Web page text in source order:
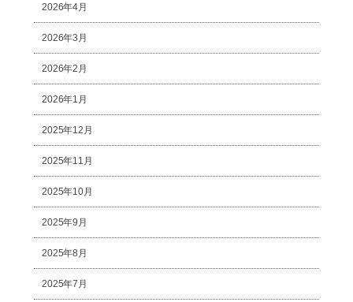
2026年4月
2026年3月
2026年2月
2026年1月
2025年12月
2025年11月
2025年10月
2025年9月
2025年8月
2025年7月